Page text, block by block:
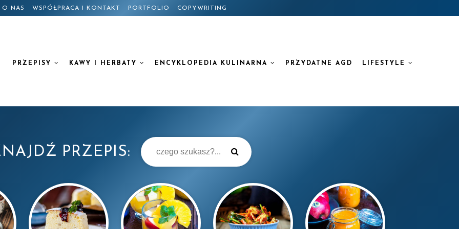
O NAS WSPÓŁPRACA I KONTAKT PORTFOLIO COPYWRITING
PRZEPISY KAWY I HERBATY ENCYKLOPEDIA KULINARNA PRZYDATNE AGD LIFESTYLE
PRZEPIS: